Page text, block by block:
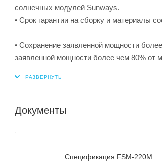
солнечных модулей Sunways.
• Срок гарантии на сборку и материалы
• Сохранение заявленной мощности
заявленной мощности более чем 80% от
Документы
Спецификация FSM-220M